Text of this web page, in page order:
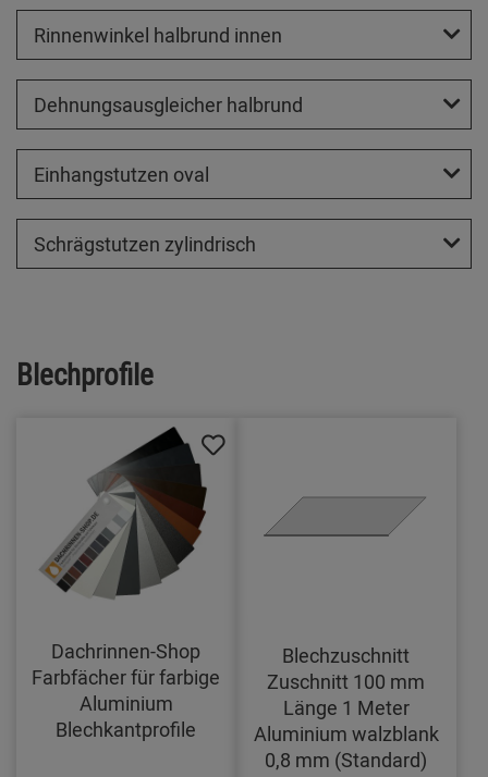
Rinnenwinkel halbrund innen
Dehnungsausgleicher halbrund
Einhangstutzen oval
Schrägstutzen zylindrisch
Blechprofile
Dachrinnen-Shop
Farbfächer für farbige
Aluminium
Blechkantprofile
Blechzuschnitt
Zuschnitt 100 mm
Länge 1 Meter
Aluminium walzblank
0,8 mm (Standard)